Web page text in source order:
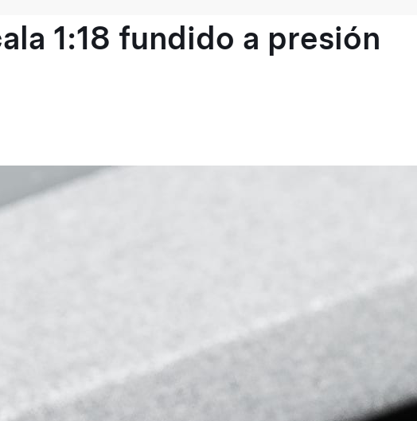
1:18 fundido a presión